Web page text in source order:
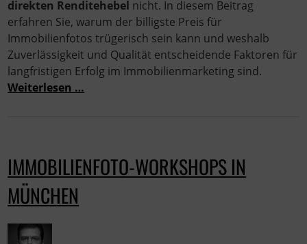
direkten Renditehebel nicht. In diesem Beitrag
erfahren Sie, warum der billigste Preis für
Immobilienfotos trügerisch sein kann und weshalb
Zuverlässigkeit und Qualität entscheidende Faktoren für
langfristigen Erfolg im Immobilienmarketing sind.
Weiterlesen …
IMMOBILIENFOTO-WORKSHOPS IN
MÜNCHEN